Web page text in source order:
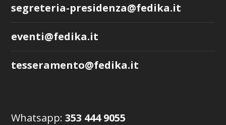
segreteria-presidenza@fedika.it
eventi@fedika.it
tesseramento@fedika.it
Whatsapp:353 444 9055